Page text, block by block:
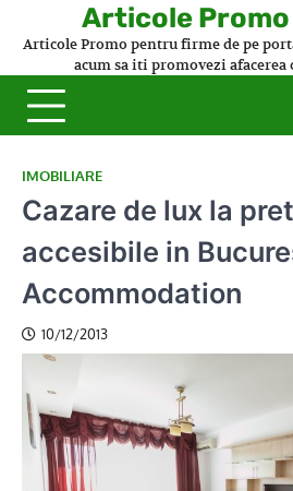
Articole
Articole Promo pentru firme de pe
acum sa iti promovezi
IMOBILIARE
Cazare de lux la
accesibile in
Accommodation
10/12/2013